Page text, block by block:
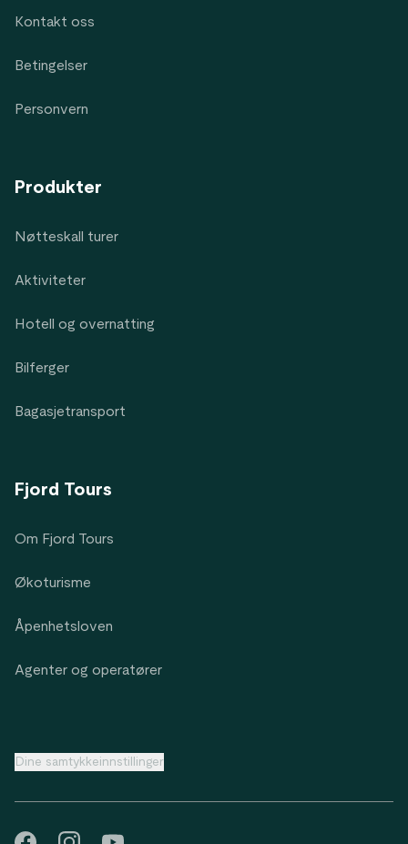
Kontakt oss
Betingelser
Personvern
Produkter
Nøtteskall turer
Aktiviteter
Hotell og overnatting
Bilferger
Bagasjetransport
Fjord Tours
Om Fjord Tours
Økoturisme
Åpenhetsloven
Agenter og operatører
Dine samtykkeinnstillinger